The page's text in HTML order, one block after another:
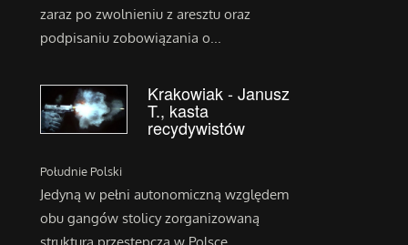
zaraz po zwolnieniu z aresztu oraz
podpisaniu zobowiązania o...
Krakowiak - Janusz
T., kasta
recydywistów
Południe Polski
Jedyną w pełni autonomiczną względem
obu gangów stolicy zorganizowaną
strukturą przestępczą w Polsce